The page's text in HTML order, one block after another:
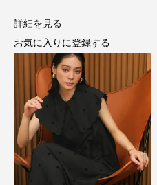
詳細を見る
お気に入りに登録する